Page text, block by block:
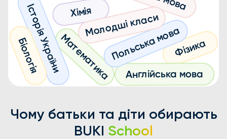
Чому батьки та діти обирають
BUKI School